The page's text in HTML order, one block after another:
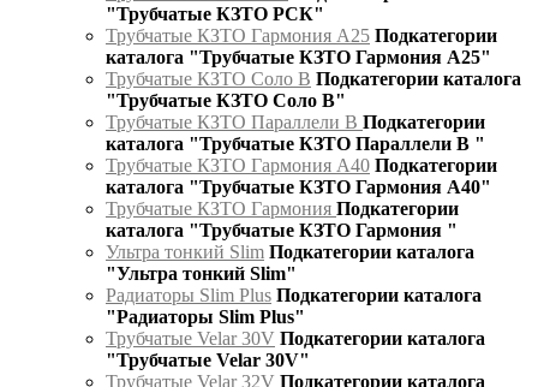
"Трубчатые КЗТО РСК"
Трубчатые КЗТО Гармония А25 Подкатегории
каталога "Трубчатые КЗТО Гармония А25"
Трубчатые КЗТО Соло В Подкатегории каталога
"Трубчатые КЗТО Соло В"
Трубчатые КЗТО Параллели В Подкатегории
каталога "Трубчатые КЗТО Параллели В "
Трубчатые КЗТО Гармония А40 Подкатегории
каталога "Трубчатые КЗТО Гармония А40"
Трубчатые КЗТО Гармония Подкатегории
каталога "Трубчатые КЗТО Гармония "
Ультра тонкий Slim Подкатегории каталога
"Ультра тонкий Slim"
Радиаторы Slim Plus Подкатегории каталога
"Радиаторы Slim Plus"
Трубчатые Velar 30V Подкатегории каталога
"Трубчатые Velar 30V"
Трубчатые Velar 32V Подкатегории каталога